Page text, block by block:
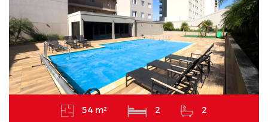
54 m² 2 2